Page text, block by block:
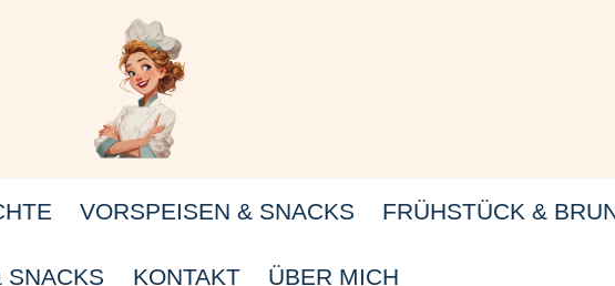
VORSPEISEN & SNACKS FRÜHSTÜCK &
SNACKS KONTAKT ÜBER MICH